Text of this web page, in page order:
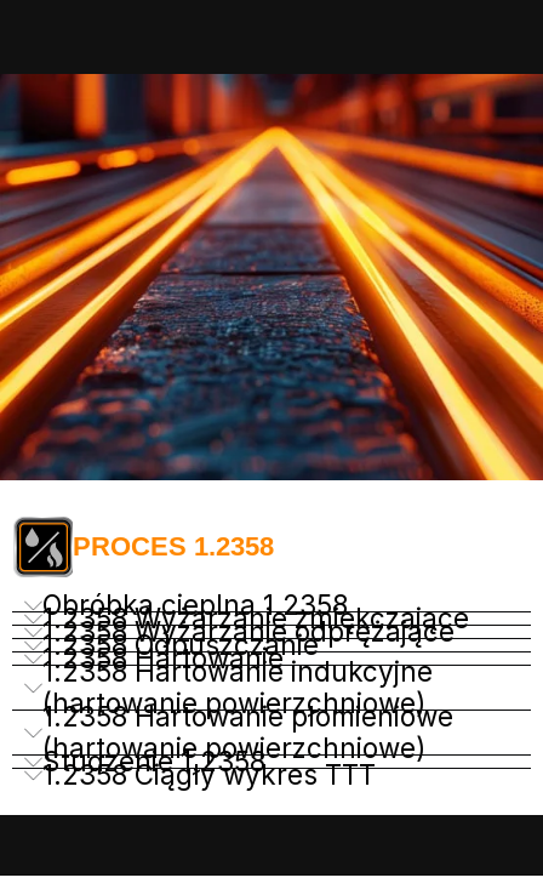
PROCES 1.2358
Obróbka cieplna 1.2358
1.2358 Wyżarzanie zmiękczające
1.2358 Wyżarzanie odprężające
1.2358 Odpuszczanie
1.2358 Hartowanie
1.2358 Hartowanie indukcyjne
(hartowanie powierzchniowe)
1.2358 Hartowanie płomieniowe
(hartowanie powierzchniowe)
Studzenie 1.2358
1.2358 Ciągły wykres TTT